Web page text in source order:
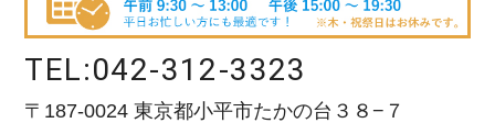
TEL:042-312-3323
〒187-0024 東京都小平市たかの台３８−７